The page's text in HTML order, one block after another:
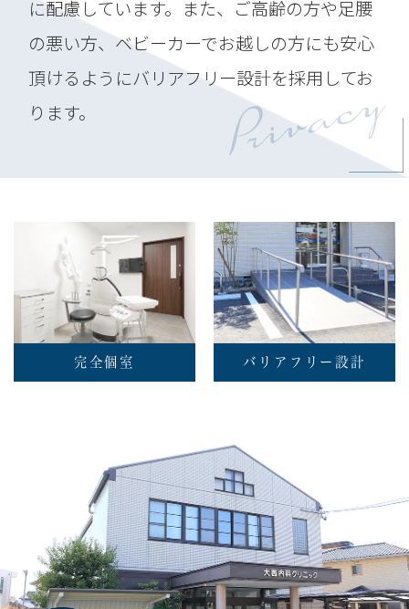
に配慮しています。また、ご高齢の方や足腰
の悪い方、ベビーカーでお越しの方にも安心
頂けるようにバリアフリー設計を採用してお
ります。
Privacy
完全個室 バリアフリー設計